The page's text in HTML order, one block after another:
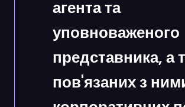
агента та
уповноваженого
представника, а
пов'язаних з